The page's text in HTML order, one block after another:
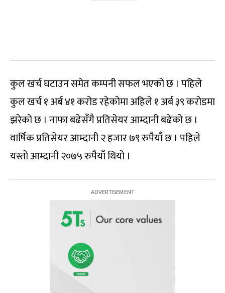
कुल खर्च घटाउन समेत कम्पनी सफल भएको छ । पहिले
कुल खर्च १ अर्ब ४१ करोड रहेकोमा अहिले १ अर्ब ३९ करोडमा
झरेको छ । नाफा बढेसँगै प्रतिसेयर आम्दानी बढेको छ ।
वार्षिक प्रतिसेयर आम्दानी २ हजार ७९ रुपैयाँ छ । पहिले
यस्तो आम्दानी २०७५ रुपैयाँ थियो ।